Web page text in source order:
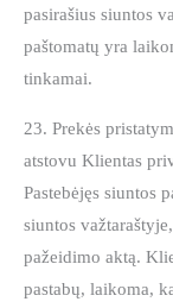
pasirašius siuntos
paštomatų yra
tinkamai.
23. Prekės
atstovu Klientas
Pastebėjęs siuntos
siuntos
pažeidimo aktą.
pastabų, laikoma,